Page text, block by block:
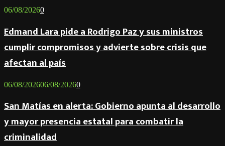
06/08/20260
Edmand Lara pide a Rodrigo Paz y sus ministros
cumplir compromisos y advierte sobre crisis que
afectan al país
06/08/202606/08/20260
San Matías en alerta: Gobierno apunta al desarrollo
y mayor presencia estatal para combatir la
criminalidad